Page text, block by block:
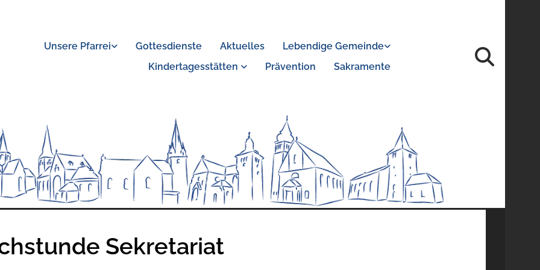
Unsere Pfarrei Gottesdienste Aktuelles
Lebendige Gemeinde
Kindertagesstätten
Prävention Sakramente
Sekretariat